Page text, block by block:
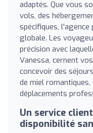
adaptés. Que vous
vols, des
spécifiques, l'agence
globale. Les
précision avec
Vanessa, cernent
concevoir des
de miel romantiques,
déplacements
Un service
disponibilité